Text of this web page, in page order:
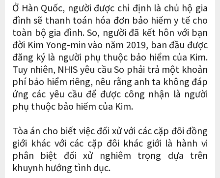
Ở Hàn Quốc, người được chỉ định là chủ hộ gia
đình sẽ thanh toán hóa đơn bảo hiểm y tế cho
toàn bộ gia đình. So, người đã kết hôn với bạn
đời Kim Yong-min vào năm 2019, ban đầu được
đăng ký là người phụ thuộc bảo hiểm của Kim.
Tuy nhiên, NHIS yêu cầu So phải trả một khoản
phí bảo hiểm riêng, nêu rằng anh ta không đáp
ứng các yêu cầu để được công nhận là người
phụ thuộc bảo hiểm của Kim.
Tòa án cho biết việc đối xử với các cặp đôi đồng
giới khác với các cặp đôi khác giới là hành vi
phân biệt đối xử nghiêm trọng dựa trên
khuynh hướng tình dục.